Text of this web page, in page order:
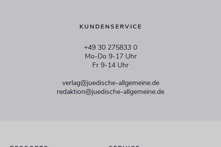
KUNDENSERVICE
+49 30 275833 0
Mo-Do 9-17 Uhr
Fr 9-14 Uhr
verlag@juedische-allgemeine.de
redaktion@juedische-allgemeine.de